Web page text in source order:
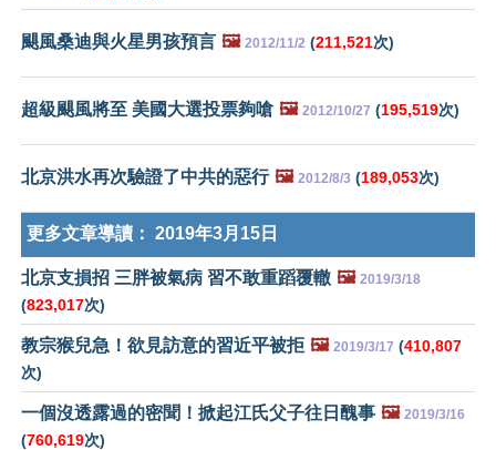
颶風桑迪與火星男孩預言 🖼️ 2012/11/2 (211,521次)
超級颶風將至 美國大選投票夠嗆 🖼️ 2012/10/27 (195,519次)
北京洪水再次驗證了中共的惡行 🖼️ 2012/8/3 (189,053次)
更多文章導讀： 2019年3月15日
北京支損招 三胖被氣病 習不敢重蹈覆轍 🖼️ 2019/3/18
(823,017次)
教宗猴兒急！欲見訪意的習近平被拒 🖼️ 2019/3/17 (410,807
次)
一個沒透露過的密聞！掀起江氏父子往日醜事 🖼️ 2019/3/16
(760,619次)